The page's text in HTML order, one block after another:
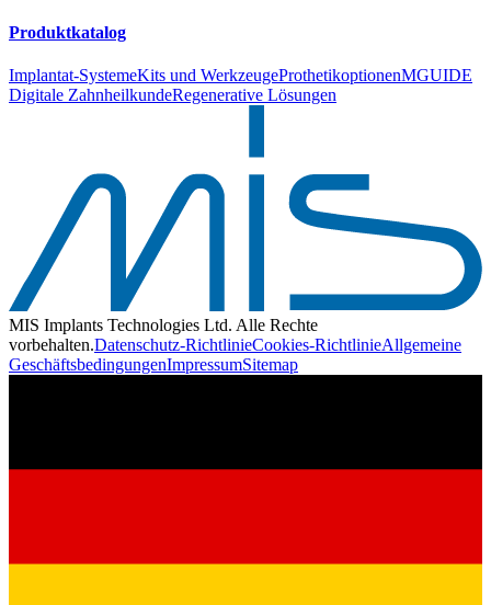
Produktkatalog
Implantat-SystemeKits und WerkzeugeProthetikoptionenMGUIDE
Digitale ZahnheilkundeRegenerative Lösungen
MIS Implants Technologies Ltd. Alle Rechte
vorbehalten.Datenschutz-RichtlinieCookies-RichtlinieAllgemeine
GeschäftsbedingungenImpressumSitemap